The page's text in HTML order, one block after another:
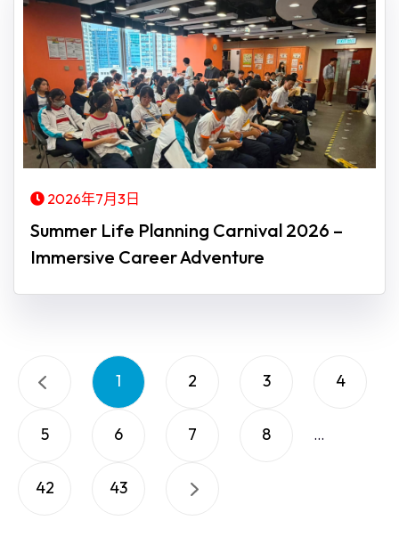
2026年7月3日
Summer Life Planning Carnival 2026 –
Immersive Career Adventure
1 2 3 4
5 6 7 8 ...
42 43